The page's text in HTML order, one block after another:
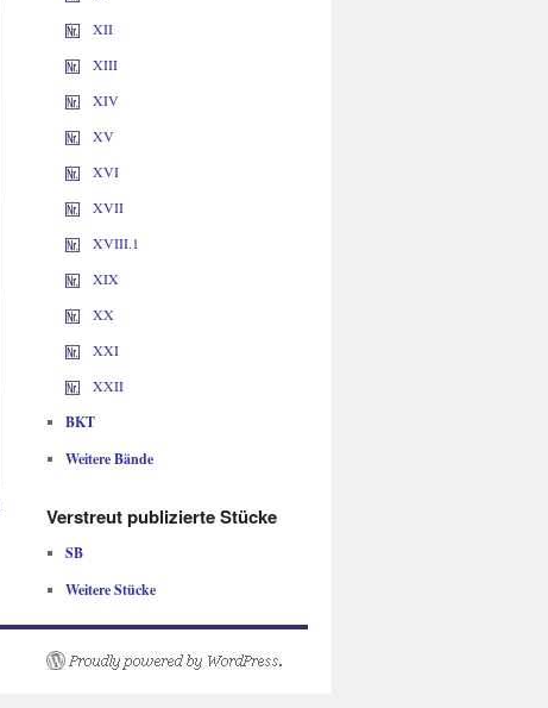
XII
XIII
XIV
XV
XVI
XVII
XVIII.1
XIX
XX
XXI
XXII
BKT
Weitere Bände
Verstreut publizierte Stücke
SB
Weitere Stücke